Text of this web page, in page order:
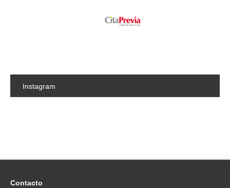
Instagram
Contacto